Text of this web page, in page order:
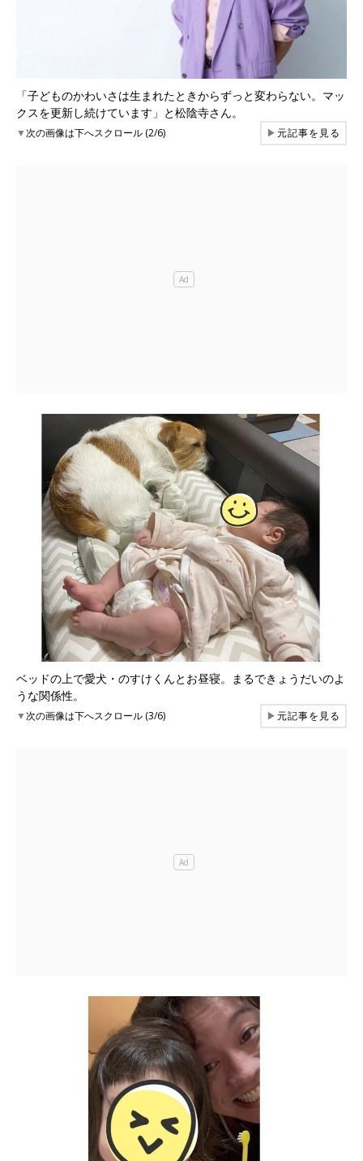
「子どものかわいさは生まれたときからずっと変わらない。マッ
クスを更新し続けています」と松陰寺さん。
▼次の画像は下へスクロール (2/6) ▶元記事を見る
ベッドの上で愛犬・のすけくんとお昼寝。まるできょうだいのよ
うな関係性。
▼次の画像は下へスクロール (3/6) ▶元記事を見る